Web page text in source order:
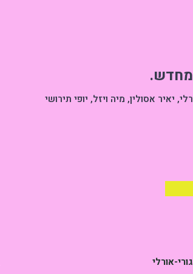
מחדש.
יאיר אסולין, מיה ויזל, יופי תירושי
אורלי